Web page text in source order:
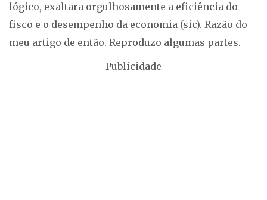
lógico, exaltara orgulhosamente a eficiência do
fisco e o desempenho da economia (sic). Razão do
meu artigo de então. Reproduzo algumas partes.
Publicidade